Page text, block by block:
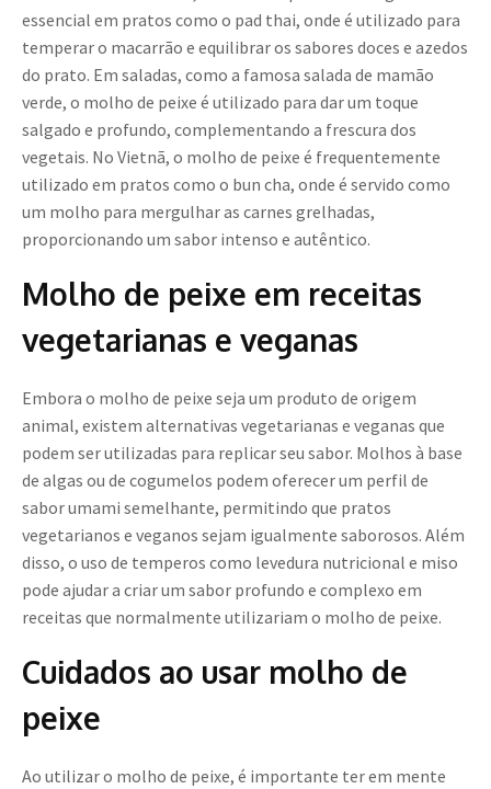
essencial em pratos como o pad thai, onde é utilizado para
temperar o macarrão e equilibrar os sabores doces e azedos
do prato. Em saladas, como a famosa salada de mamão
verde, o molho de peixe é utilizado para dar um toque
salgado e profundo, complementando a frescura dos
vegetais. No Vietnã, o molho de peixe é frequentemente
utilizado em pratos como o bun cha, onde é servido como
um molho para mergulhar as carnes grelhadas,
proporcionando um sabor intenso e autêntico.
Molho de peixe em receitas
vegetarianas e veganas
Embora o molho de peixe seja um produto de origem
animal, existem alternativas vegetarianas e veganas que
podem ser utilizadas para replicar seu sabor. Molhos à base
de algas ou de cogumelos podem oferecer um perfil de
sabor umami semelhante, permitindo que pratos
vegetarianos e veganos sejam igualmente saborosos. Além
disso, o uso de temperos como levedura nutricional e miso
pode ajudar a criar um sabor profundo e complexo em
receitas que normalmente utilizariam o molho de peixe.
Cuidados ao usar molho de
peixe
Ao utilizar o molho de peixe, é importante ter em mente